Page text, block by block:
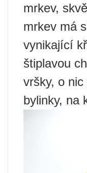
mrkev,
mrkev má
vynikající
štiplavou
vršky, o
bylinky, na